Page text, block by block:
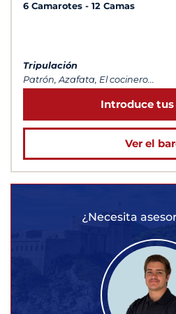
6 Camarotes
12 Camas
Tripulación
Patrón, Azafata, El cocinero...
Introduce tus
Ver el
¿Necesita